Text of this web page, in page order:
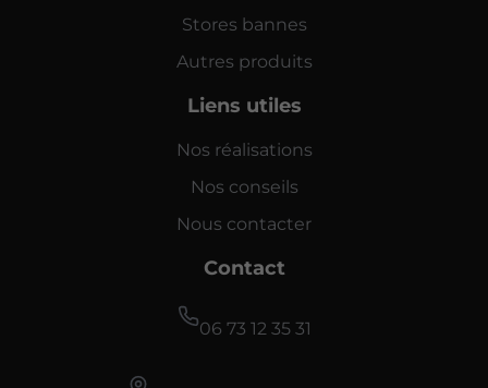
Stores bannes
Autres produits
Liens utiles
Nos réalisations
Nos conseils
Nous contacter
Contact
06 73 12 35 31